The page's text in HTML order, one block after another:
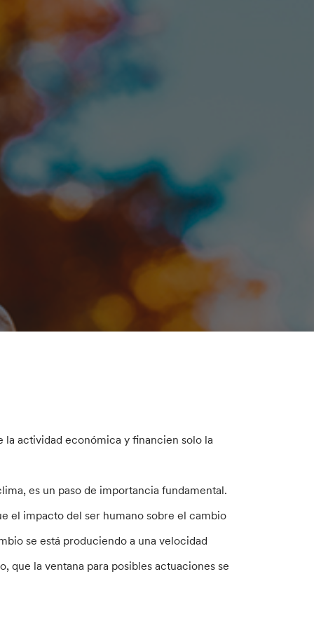
la actividad económica y financien solo la
es un paso de importancia fundamental.
el impacto del ser humano sobre el cambio
se está produciendo a una velocidad
que la ventana para posibles actuaciones se